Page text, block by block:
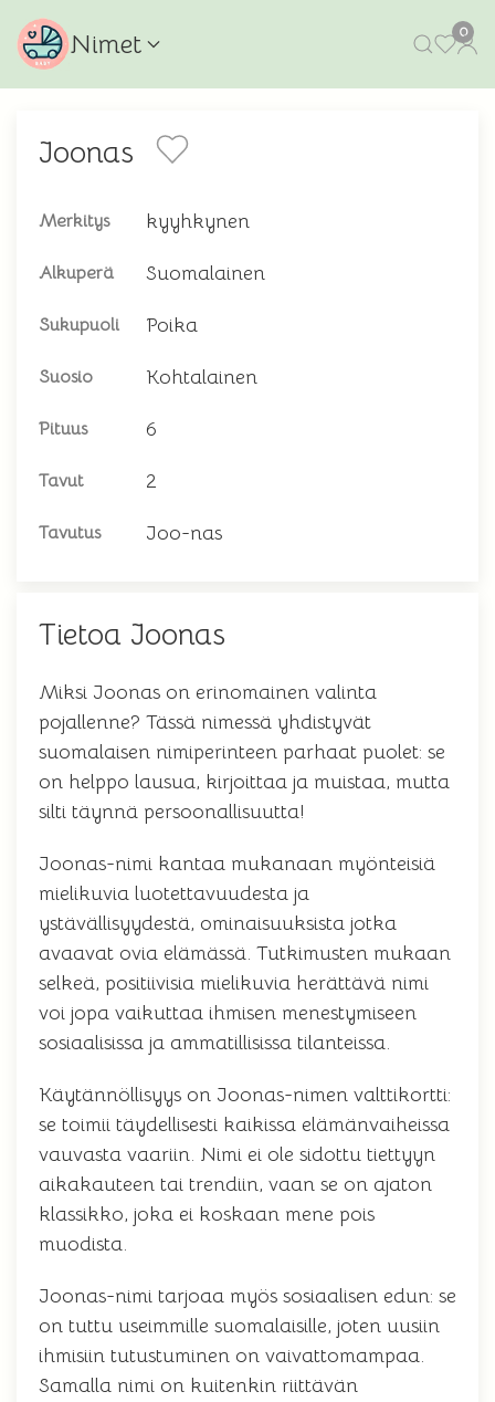
Nimet 0
Joonas
Merkitys kyyhkynen
Alkuperä Suomalainen
Sukupuoli Poika
Suosio Kohtalainen
Pituus 6
Tavut 2
Tavutus Joo-nas
Tietoa Joonas
Miksi Joonas on erinomainen valinta
pojallenne? Tässä nimessä yhdistyvät
suomalaisen nimiperinteen parhaat puolet: se
on helppo lausua, kirjoittaa ja muistaa, mutta
silti täynnä persoonallisuutta!
Joonas-nimi kantaa mukanaan myönteisiä
mielikuvia luotettavuudesta ja
ystävällisyydestä, ominaisuuksista jotka
avaavat ovia elämässä. Tutkimusten mukaan
selkeä, positiivisia mielikuvia herättävä nimi
voi jopa vaikuttaa ihmisen menestymiseen
sosiaalisissa ja ammatillisissa tilanteissa.
Käytännöllisyys on Joonas-nimen valttikortti:
se toimii täydellisesti kaikissa elämänvaiheissa
vauvasta vaariin. Nimi ei ole sidottu tiettyyn
aikakauteen tai trendiin, vaan se on ajaton
klassikko, joka ei koskaan mene pois
muodista.
Joonas-nimi tarjoaa myös sosiaalisen edun: se
on tuttu useimmille suomalaisille, joten uusiin
ihmisiin tutustuminen on vaivattomampaa.
Samalla nimi on kuitenkin riittävän